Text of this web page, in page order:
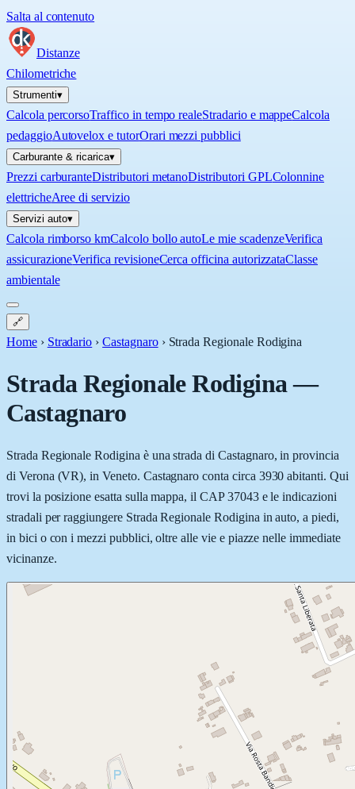
Salta al contenuto
Distanze
Chilometriche
Strumenti▾
Calcola percorsoTraffico in tempo realeStradario e mappeCalcola
pedaggioAutovelox e tutorOrari mezzi pubblici
Carburante & ricarica▾
Prezzi carburanteDistributori metanoDistributori GPLColonnine
elettricheAree di servizio
Servizi auto▾
Calcola rimborso kmCalcolo bollo autoLe mie scadenzeVerifica
assicurazioneVerifica revisioneCerca officina autorizzataClasse
ambientale
🔗
Home › Stradario › Castagnaro › Strada Regionale Rodigina
Strada Regionale Rodigina—
Castagnaro
Strada Regionale Rodigina è una strada di Castagnaro, in provincia
di Verona (VR), in Veneto. Castagnaro conta circa 3930 abitanti. Qui
trovi la posizione esatta sulla mappa, il CAP 37043 e le indicazioni
stradali per raggiungere Strada Regionale Rodigina in auto, a piedi,
in bici o con i mezzi pubblici, oltre alle vie e piazze nelle immediate
vicinanze.